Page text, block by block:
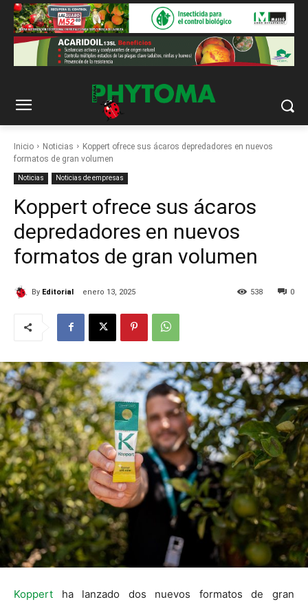
Inicio Noticias
Koppert ofrece sus ácaros depredadores en nuevos
formatos de gran volumen
Noticias Noticias de empresas
Koppert ofrece sus ácaros
depredadores en nuevos
formatos de gran volumen
By Editorial enero 13, 2025 0
538
Koppert ha lanzado dos nuevos formatos de gran